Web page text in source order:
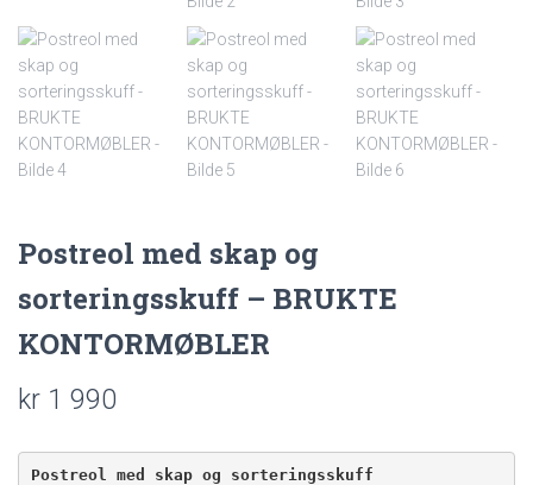
Postreol med skap og
sorteringsskuff – BRUKTE
KONTORMØBLER
kr 1 990
Postreol med skap og sorteringsskuff